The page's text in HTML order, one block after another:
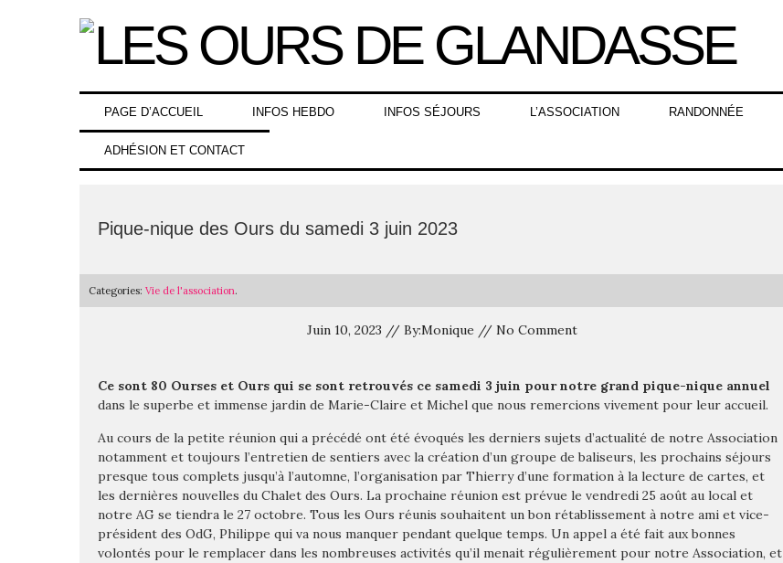
PAGE D’ACCUEIL INFOS HEBDO INFOS SÉJOURS L’ASSOCIATION RANDONNÉE
ADHÉSION ET CONTACT
Pique-nique des Ours du samedi 3 juin 2023
Categories: Vie de l'association.
Juin 10, 2023 // By:Monique // No Comment
Ce sont 80 Ourses et Ours qui se sont retrouvés ce samedi 3 juin pour notre grand pique-nique annuel
dans le superbe et immense jardin de Marie-Claire et Michel que nous remercions vivement pour leur accueil.
Au cours de la petite réunion qui a précédé ont été évoqués les derniers sujets d’actualité de notre Association
notamment et toujours l’entretien de sentiers avec la création d’un groupe de baliseurs, les prochains séjours
presque tous complets jusqu’à l’automne, l’organisation par Thierry d’une formation à la lecture de cartes, et
les dernières nouvelles du Chalet des Ours. La prochaine réunion est prévue le vendredi 25 août au local et
notre AG se tiendra le 27 octobre. Tous les Ours réunis souhaitent un bon rétablissement à notre ami et vice-
président des OdG, Philippe qui va nous manquer pendant quelque temps. Un appel a été fait aux bonnes
volontés pour le remplacer dans les nombreuses activités qu’il menait régulièrement pour notre Association, et